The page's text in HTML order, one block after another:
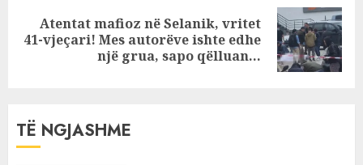
Next
Atentat mafioz në Selanik, vritet
41-vjeçari! Mes autorëve ishte edhe
një grua, sapo qëlluan…
TË NGJASHME